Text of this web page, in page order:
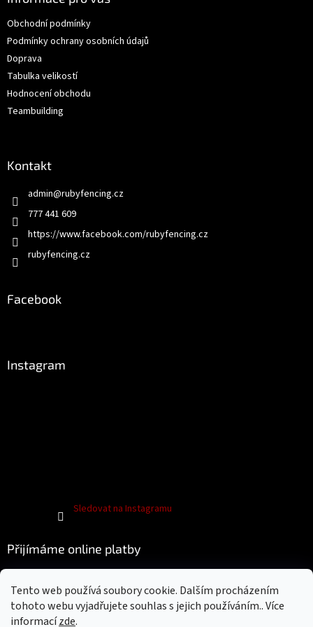
Tento web používá soubory cookie. Dalším procházením
tohoto webu vyjadřujete souhlas s jejich používáním.. Více
informacízde.
Obchodní podmínky
Podmínky ochrany osobních údajů
Doprava
Tabulka velikostí
Hodnocení obchodu
Teambuilding
Kontakt
admin@rubyfencing.cz
777 441 609
https://www.facebook.com/rubyfencing.cz
rubyfencing.cz
Facebook
Instagram
Sledovat na Instagramu
Přijímáme online platby